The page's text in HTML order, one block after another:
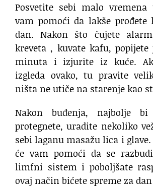
Posvetite sebi malo
vam pomoći da lakše prođete
dan. Nakon što čujete
kreveta , kuvate kafu,
minuta i izjurite iz kuće.
izgleda ovako, tu pravite
ništa ne utiče na starenje kao
Nakon buđenja, najbolje
protegnete, uradite nekoliko
sebi laganu masažu lica i glave.
će vam pomoći da se
limfni sistem i poboljšate
ovaj način bićete spreme za